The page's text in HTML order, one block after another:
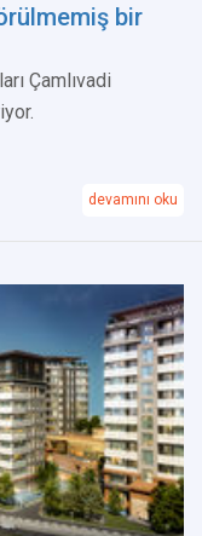
bir
Çamlıvadi
devamını oku